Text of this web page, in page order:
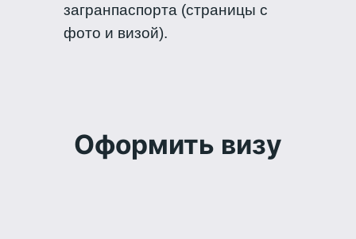
загранпаспорта (страницы с
фото и визой).
Оформить визу